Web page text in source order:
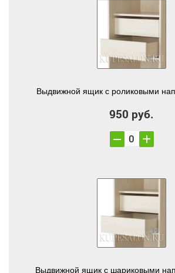
Выдвижной ящик с роликовыми
950 руб.
Выдвижной ящик с шариковыми